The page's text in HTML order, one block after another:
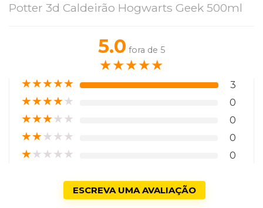
Potter 3d Caldeirão Hogwarts Geek 500ml
5.0 fora de 5
★★★★★
★★★★★ 3
★★★★★ 0
★★★★★ 0
★★★★★ 0
★★★★★ 0
ESCREVA UMA AVALIAÇÃO